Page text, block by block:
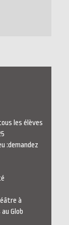
les élèves
:demandez
à
Glob